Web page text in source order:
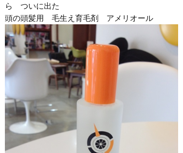
ら ついに出た
頭の頭髪用 毛生え育毛剤 アメリオール